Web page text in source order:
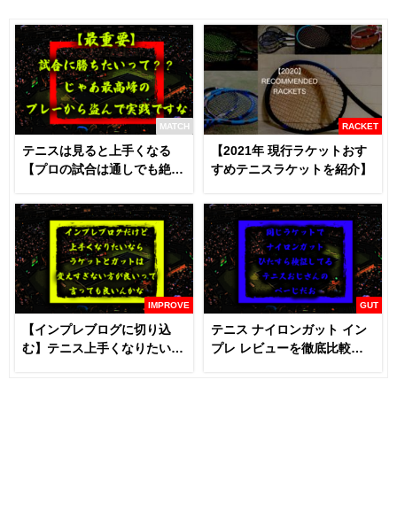
MATCH
テニスは見ると上手くなる
【プロの試合は通しでも絶対
RACKET
【2021年 現行ラケットおす
すめテニスラケットを紹介】
IMPROVE
【インプレブログに切り込
む】テニス上手くなりたいな
GUT
テニス ナイロンガット イン
プレ レビューを徹底比較